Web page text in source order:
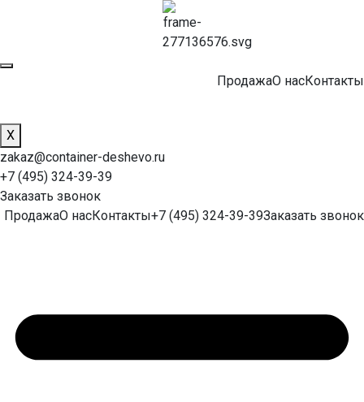
ПродажаО насКонтакты
X
zakaz@container-deshevo.ru
+7 (495) 324-39-39
Заказать звонок
ПродажаО насКонтакты+7 (495) 324-39-39Заказать звонок